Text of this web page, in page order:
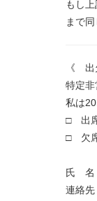
もし
まで
《
特定
私は
□ 出席
□ 欠席
→ご